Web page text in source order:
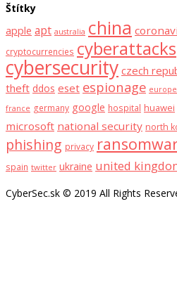
Štítky
apple apt australia china
cryptocurrencies cyberattacks
cybersecurity czech
theft ddos eset espionage
france germany google hospital huawei
microsoft national security north
phishing privacy
spain twitter ukraine united
CyberSec.sk © 2019 All Rights